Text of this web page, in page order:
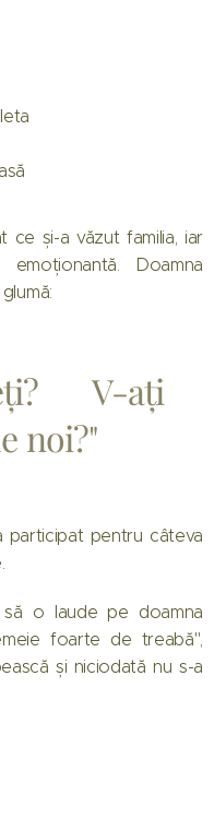
ce și-a văzut familia, iar
Doamna
V-ați
noi?"
participat pentru câteva
o laude pe doamna
foarte de treabă",
și niciodată nu s-a